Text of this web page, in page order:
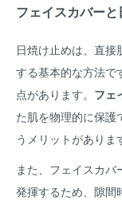
フェイスカバー
日焼け止めは、直
する基本的な方法で
点があります。 フェ
た肌を物理的に保護
うメリットがありま
また、フェイスカ
発揮するため、隙間